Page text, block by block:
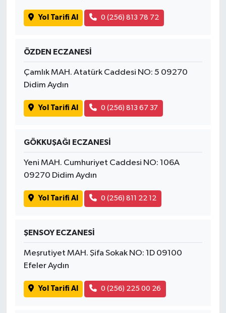
Yol Tarifi Al 0 (256) 813 78 72
ÖZDEN ECZANESİ
Çamlık MAH. Atatürk Caddesi NO: 5 09270
Didim Aydın
Yol Tarifi Al 0 (256) 813 67 37
GÖKKUŞAĞI ECZANESİ
Yeni MAH. Cumhuriyet Caddesi NO: 106A
09270 Didim Aydın
Yol Tarifi Al 0 (256) 811 22 12
ŞENSOY ECZANESİ
Meşrutiyet MAH. Şifa Sokak NO: 1D 09100
Efeler Aydın
Yol Tarifi Al 0 (256) 225 00 26